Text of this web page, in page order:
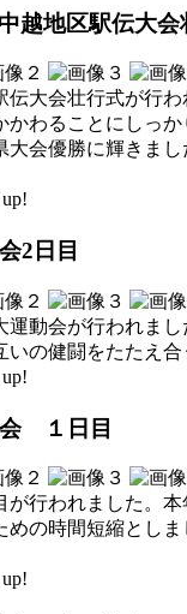
越地区駅伝大会
伝大会壮行式が行
わることにしっ
大会優勝に輝きま
2日目
運動会が行われま
の健闘をたたえ
会 １日目
行われました。
めの時間短縮とし